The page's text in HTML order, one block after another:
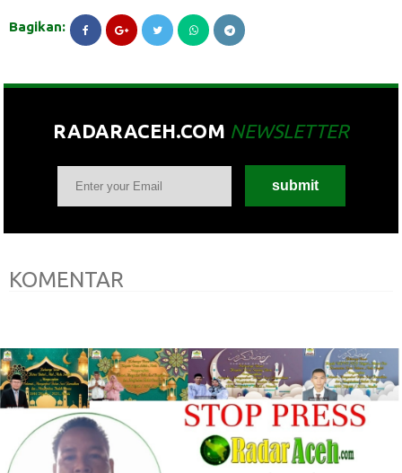
Bagikan:
RADARACEH.COM NEWSLETTER
KOMENTAR